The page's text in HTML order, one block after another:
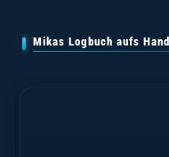
Mikas Logbuch aufs